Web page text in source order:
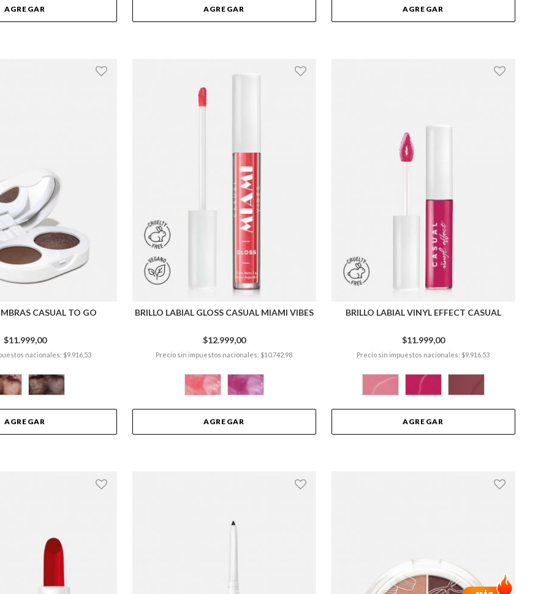
AGREGAR AGREGAR AGREGAR
CASUAL TO GO
$11.999,00
nacionales: $9.916,53
AGREGAR
BRILLO LABIAL GLOSS CASUAL MIAMI VIBES
$12.999,00
Precio sin impuestos nacionales: $10.742,98
AGREGAR
BRILLO LABIAL VINYL EFFECT CASUAL
$11.999,00
Precio sin impuestos nacionales: $9.916,53
AGREGAR